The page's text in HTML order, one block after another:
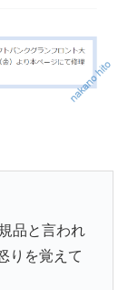
品と言われ
りを覚えて